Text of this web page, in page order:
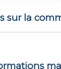
sur la